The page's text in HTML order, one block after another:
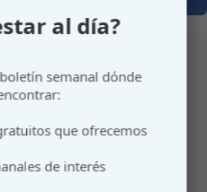
y sencilla.
al día?
semanal dónde
que ofrecemos
de interés